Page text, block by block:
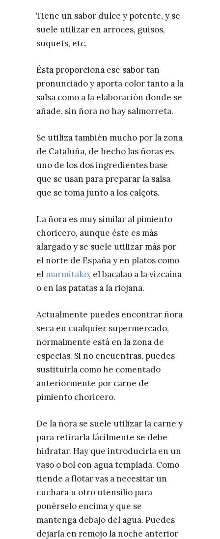
Tiene un sabor dulce y potente, y se
suele utilizar en arroces, guisos,
suquets, etc.
Ésta proporciona ese sabor tan
pronunciado y aporta color tanto a la
salsa como a la elaboración donde se
añade, sin ñora no hay salmorreta.
Se utiliza también mucho por la zona
de Cataluña, de hecho las ñoras es
uno de los dos ingredientes base
que se usan para preparar la salsa
que se toma junto a los calçots.
La ñora es muy similar al pimiento
choricero, aunque éste es más
alargado y se suele utilizar más por
el norte de España y en platos como
el marmitako, el bacalao a la vizcaína
o en las patatas a la riojana.
Actualmente puedes encontrar ñora
seca en cualquier supermercado,
normalmente está en la zona de
especias. Si no encuentras, puedes
sustituirla como he comentado
anteriormente por carne de
pimiento choricero.
De la ñora se suele utilizar la carne y
para retirarla fácilmente se debe
hidratar. Hay que introducirla en un
vaso o bol con agua templada. Como
tiende a flotar vas a necesitar un
cuchara u otro utensilio para
ponérselo encima y que se
mantenga debajo del agua. Puedes
dejarla en remojo la noche anterior